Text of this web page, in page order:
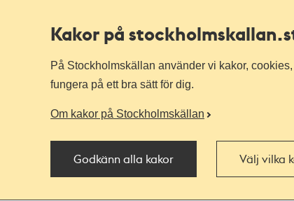
Kakor på stockholmskallan
På Stockholmskällan använder vi kakor,
fungera på ett bra sätt för dig.
Om kakor på Stockholmskällan
Godkänn alla kakor Välj vilka